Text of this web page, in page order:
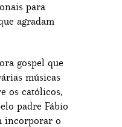
para
agradam
gospel que
músicas
os católicos,
padre Fábio
incorporar o